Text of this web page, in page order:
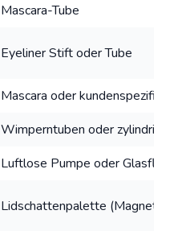
Mascara-Tube
Eyeliner Stift oder Tube
Mascara oder kundenspezifische
Wimperntuben oder zylindrische
Luftlose Pumpe oder
Lidschattenpalette (Magnetisch